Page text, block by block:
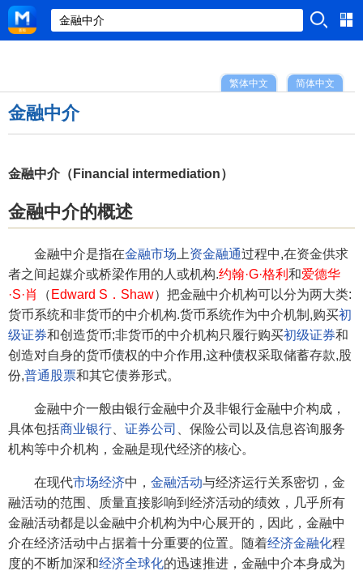
简体中文
繁体中文
金融中介
金融中介（Financial intermediation）
金融中介的概述
金融中介是指在金融市场 上资金融通过程中,在资金供求
者之间起媒介或桥梁作用的人或机构.约翰·G·格利 和爱德华
·S·肖
（ Edward S．Shaw）把金融中介机构可以分为两大类:
货币系统和非货币的中介机构.货币系统作为中介机制,购买初
级证券和创造货币;非货币的中介机构只履行购买初级证券和
创造对自身的货币债权的中介作用,这种债权采取储蓄存款,股
份,普通股票和其它债券形式。
金融中介一般由银行金融中介及非银行金融中介构成，
具体包括商业银行 证券公司
、保险公司以及信息咨询服务
机构等中介机构，金融是现代经济的核心。
在现代市场经济中， 金融活动与经济运行关系密切，金
融活动的范围、质量直接影响到经济活动的绩效，几乎所有
金融活动都是以金融中介机构为中心展开的，因此，金融中
介在经济活动中占据着十分重要的位置。随着经济金融化程
度的不断加深和经济全球化的迅速推进，金融中介本身成为